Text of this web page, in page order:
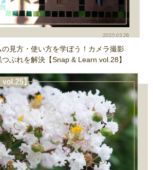
2025.03.28
の見方・使い方を学ぼう！カメラ撮影
ぶれを解決【Snap & Learn vol.28】